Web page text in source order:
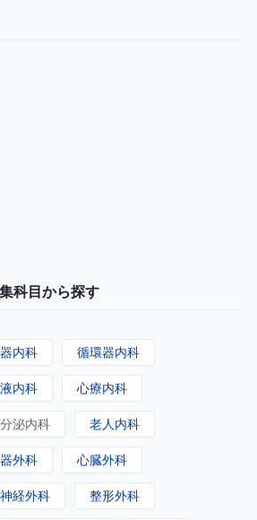
科目から探す
内科 循環器内科
内科 心療内科
泌内科 老人内科
外科 心臓外科
経外科 整形外科